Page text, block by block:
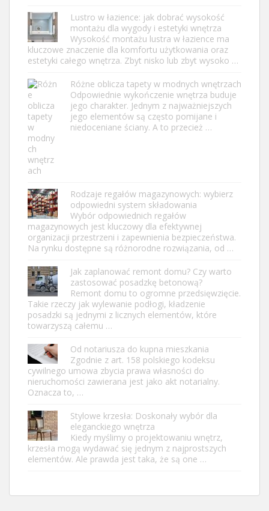
Lustro w łazience: jak dobrać wysokość
montażu dla wygody i estetyki wnętrza
Wysokość montażu lustra w łazience ma
kluczowe znaczenie dla komfortu użytkowania oraz
estetyki całego wnętrza. Zbyt nisko lub zbyt wysoko …
Różne oblicza tapety w modnych wnętrzach
Odpowiednie wykończenie wnętrza buduje
jego charakter. Jednym z najważniejszych
jego elementów są często pomijane i
niedoceniane ściany. A to przecież …
Rodzaje regałów magazynowych: wybierz
odpowiedni system składowania
Wybór odpowiednich regałów
magazynowych jest kluczowy dla efektywnej
organizacji przestrzeni i zapewnienia bezpieczeństwa.
Na rynku dostępne są różnorodne rozwiązania, od …
Jak zaplanować remont domu? Czy warto
zastosować posadzkę betonową?
Remont domu to ogromne przedsięwzięcie.
Takie rzeczy jak wylewanie podłogi, kładzenie
posadzki są jednymi z licznych elementów, które
towarzyszą całemu …
Od notariusza do kupna mieszkania
Zgodnie z art. 158 polskiego kodeksu
cywilnego umowa zbycia prawa własności do
nieruchomości zawierana jest jako akt notarialny.
Oznacza to, …
Stylowe krzesła: Doskonały wybór dla
eleganckiego wnętrza
Kiedy myślimy o projektowaniu wnętrz,
krzesła mogą wydawać się jednym z najprostszych
elementów. Ale prawda jest taka, że są one …